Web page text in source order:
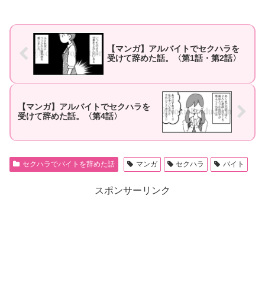
【マンガ】アルバイトでセクハラを
受けて辞めた話。〈第1話・第2話〉
【マンガ】アルバイトでセクハラを
受けて辞めた話。〈第4話〉
セクハラでバイトを辞めた話 マンガ セクハラ バイト
スポンサーリンク